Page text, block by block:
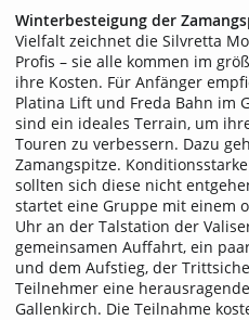
Winterbesteigung der
Vielfalt zeichnet die Silvretta
Profis – sie alle kommen im
ihre Kosten. Für Anfänger
Platina Lift und Freda Bahn im
sind ein ideales Terrain, um
Touren zu verbessern. Dazu
Zamangspitze.
sollten sich diese nicht
startet eine Gruppe mit einem
Uhr an der Talstation der
gemeinsamen Auffahrt, ein
und dem Aufstieg, der
Teilnehmer eine
Gallenkirch. Die Teilnahme